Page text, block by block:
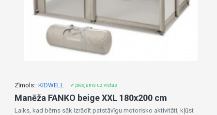
Zīmols:: KIDWELL ✔ pieejams uz vietas
Manēža FANKO beige XXL 180x200 cm
Laiks, kad bērns sāk izrādīt patstāvīgu motorisko aktivitāti, kļūst